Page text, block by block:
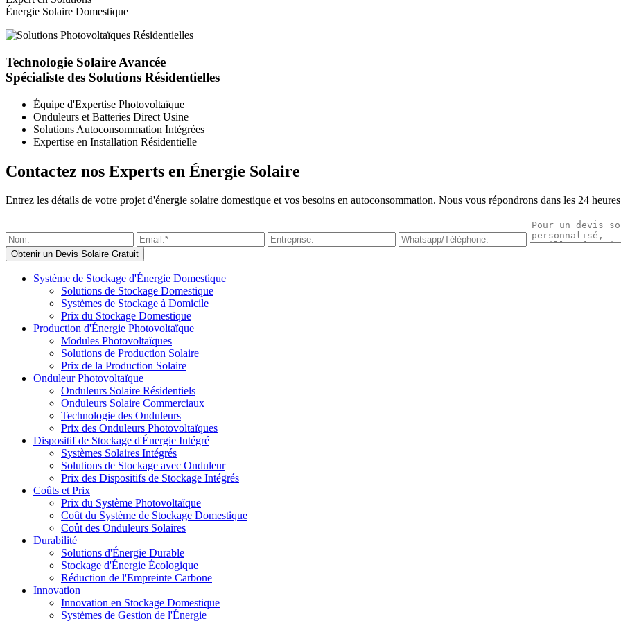
Énergie Solaire Domestique
Technologie Solaire Avancée
Spécialiste des Solutions Résidentielles
Équipe d'Expertise Photovoltaïque
Onduleurs et Batteries Direct Usine
Solutions Autoconsommation Intégrées
Expertise en Installation Résidentielle
Contactez nos Experts en Énergie Solaire
Entrez les détails de votre projet d'énergie solaire domestique et vos besoins en autoconsommation. Nous vous répondrons dans les 24
Système de Stockage d'Énergie Domestique
Solutions de Stockage Domestique
Systèmes de Stockage à Domicile
Prix du Stockage Domestique
Production d'Énergie Photovoltaïque
Modules Photovoltaïques
Solutions de Production Solaire
Prix de la Production Solaire
Onduleur Photovoltaïque
Onduleurs Solaire Résidentiels
Onduleurs Solaire Commerciaux
Technologie des Onduleurs
Prix des Onduleurs Photovoltaïques
Dispositif de Stockage d'Énergie Intégré
Systèmes Solaires Intégrés
Solutions de Stockage avec Onduleur
Prix des Dispositifs de Stockage Intégrés
Coûts et Prix
Prix du Système Photovoltaïque
Coût du Système de Stockage Domestique
Coût des Onduleurs Solaires
Durabilité
Solutions d'Énergie Durable
Stockage d'Énergie Écologique
Réduction de l'Empreinte Carbone
Innovation
Innovation en Stockage Domestique
Systèmes de Gestion de l'Énergie